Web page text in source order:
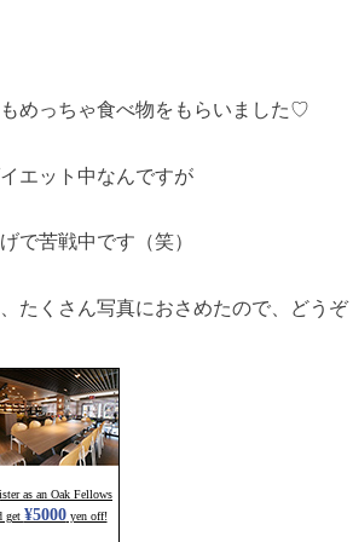
めっちゃ食べ物をもらいました♡
エット中なんですが
で苦戦中です（笑）
たくさん写真におさめたので、どうぞ